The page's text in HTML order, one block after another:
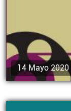
14 Mayo 2020